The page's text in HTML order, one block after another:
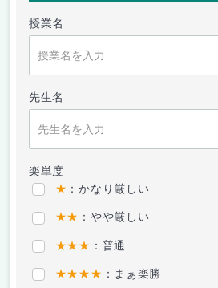
授業名
先生名
楽単度
★ ：かなり厳しい
★★ ：やや厳しい
★★★ ：普通
★★★★ ：まぁ楽勝